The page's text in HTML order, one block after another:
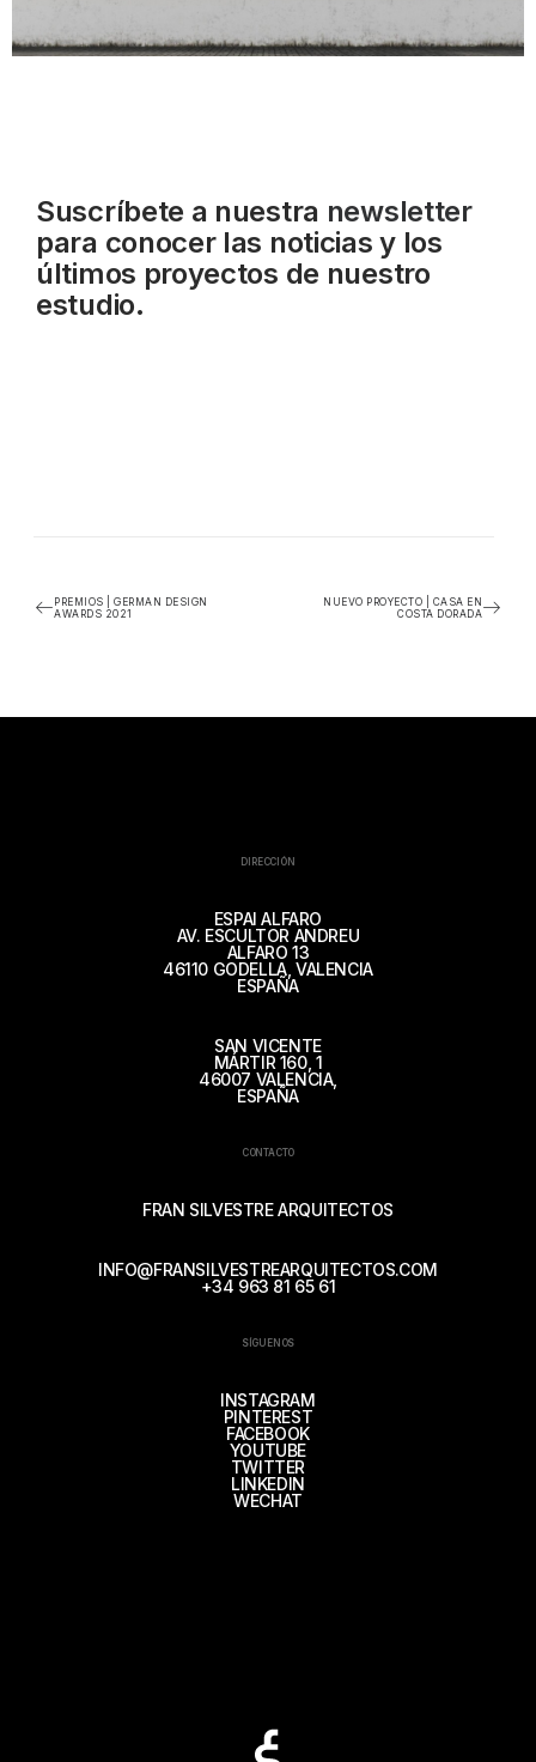
Suscríbete a nuestra newsletter
para conocer las noticias y los
últimos proyectos de nuestro
estudio.
PREMIOS | GERMAN DESIGN
AWARDS 2021
NUEVO PROYECTO | CASA EN
COSTA DORADA
DIRECCIÓN
ESPAI ALFARO
AV. ESCULTOR ANDREU
ALFARO 13
46110 GODELLA, VALENCIA
ESPAÑA
SAN VICENTE
MÁRTIR 160, 1
46007 VALENCIA,
ESPAÑA
CONTACTO
FRAN SILVESTRE ARQUITECTOS
INFO@FRANSILVESTREARQUITECTOS.COM
+34 963 81 65 61
SÍGUENOS
INSTAGRAM
PINTEREST
FACEBOOK
YOUTUBE
TWITTER
LINKEDIN
WECHAT